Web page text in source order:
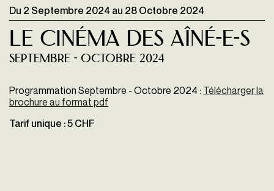
Du 2 Septembre 2024 au 28 Octobre 2024
Le Cinéma des Aîné-e-s
SEPTEMBRE - OCTOBRE 2024
Programmation Septembre - Octobre 2024 : Télécharger la
brochure au format pdf
Tarif unique : 5 CHF